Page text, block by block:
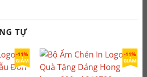
TỰ
-11%
GIẢM
-11%
GIẢM